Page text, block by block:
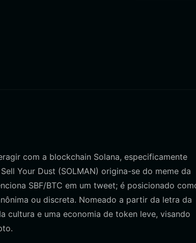
com a blockchain Solana, especificamente
Your Dust (SOLMAN) origina-se do meme da
SBF/BTC em um tweet; é posicionado
ou discreta. Nomeado a partir da letra da
cultura e uma economia de token leve, visando